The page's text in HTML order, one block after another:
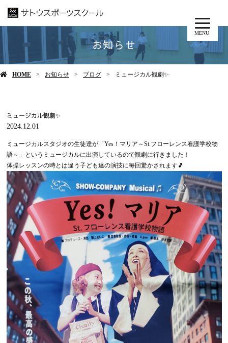
MENU
お知らせ
HOME お知らせ ブログ ミュージカル観劇✨
ミュージカル観劇✨
2024.12.01
ミュージカルスタジオの生徒達が「Yes！マリア～St.フローレンス看護学校物
語～」というミュージカルに出演しているので観劇に行きました！
体操レッスンの時とは違う子ども達の演技に毎回驚かされます🎵